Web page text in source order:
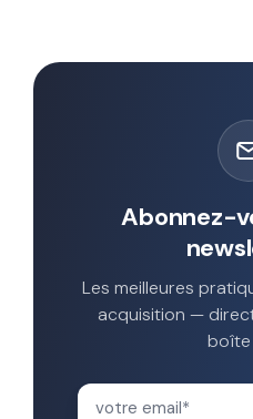
Abonnez-
Les meilleures
acquisition —
boîte